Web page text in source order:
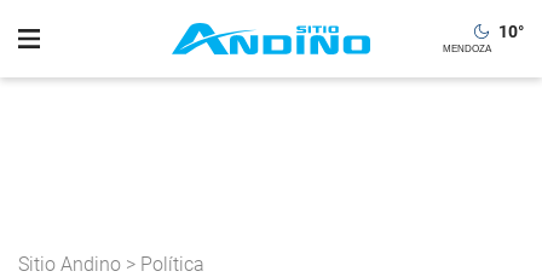
10°
Sitio Andino > Política